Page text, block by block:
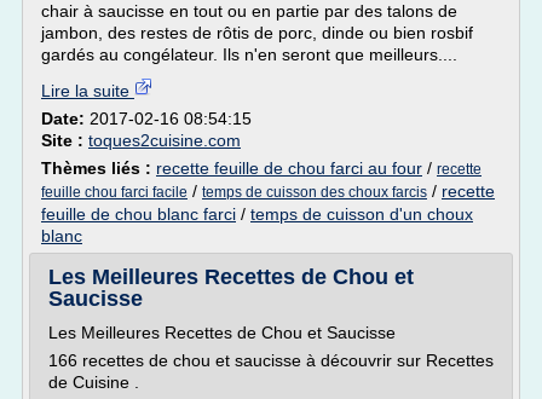
chair à saucisse en tout ou en partie par des talons de
jambon, des restes de rôtis de porc, dinde ou bien rosbif
gardés au congélateur. Ils n'en seront que meilleurs....
Lire la suite
Date: 2017-02-16 08:54:15
Site : toques2cuisine.com
Thèmes liés : recette feuille de chou farci au four / recette
feuille chou farci facile / temps de cuisson des choux farcis / recette
feuille de chou blanc farci / temps de cuisson d'un choux
blanc
Les Meilleures Recettes de Chou et
Saucisse
Les Meilleures Recettes de Chou et Saucisse
166 recettes de chou et saucisse à découvrir sur Recettes
de Cuisine .